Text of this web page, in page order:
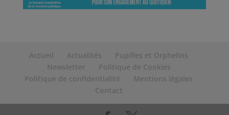
Accueil Actualités
Pupilles et Orphelins
Newsletter
Politique de Cookies
Politique de confidentialité
Mentions légales
Contact